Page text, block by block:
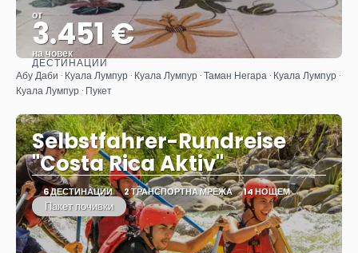
от
3.451 €
на човек
Вижте
ДЕСТИНАЦИИ
Абу Даби · Куала Лумпур · Куала Лумпур · Таман Негара · Куала Лумпур ·
Куала Лумпур · Пукет
Selbstfahrer-Rundreise
"Costa Rica Aktiv"
6 ДЕСТИНАЦИИ 2 ТРАНСПОРТНА МРЕЖА 14 НОЩЕМ
Пакет почивки